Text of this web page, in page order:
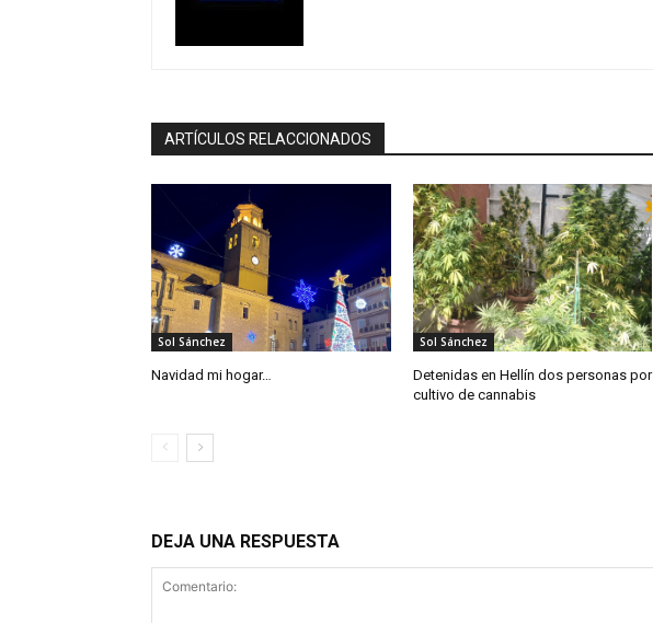
ARTÍCULOS RELACCIONADOS
Sol Sánchez
Navidad mi hogar…
Sol Sánchez
Detenidas en Hellín dos personas por
cultivo de cannabis
DEJA UNA RESPUESTA